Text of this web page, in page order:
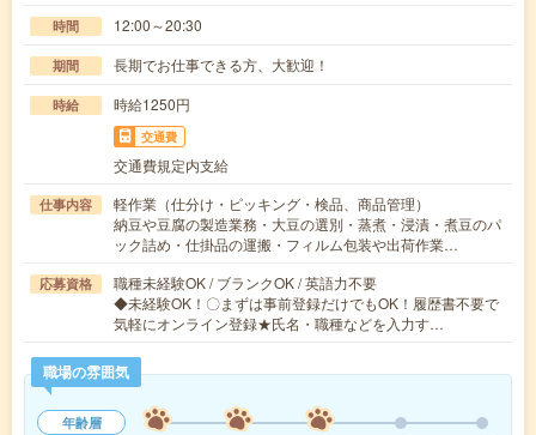
時間 12:00～20:30
期間 長期でお仕事できる方、大歓迎！
時給 時給1250円
交通費
交通費規定内支給
仕事内容
軽作業（仕分け・ピッキング・検品、商品管理）
納豆や豆腐の製造業務・大豆の選別・蒸煮・浸漬・煮豆のパ
ック詰め・仕掛品の運搬・フィルム包装や出荷作業…
応募資格
職種未経験OK / ブランクOK / 英語力不要
◆未経験OK！〇まずは事前登録だけでもOK！履歴書不要で
気軽にオンライン登録★氏名・職種などを入力す…
職場の雰囲気
年齢層